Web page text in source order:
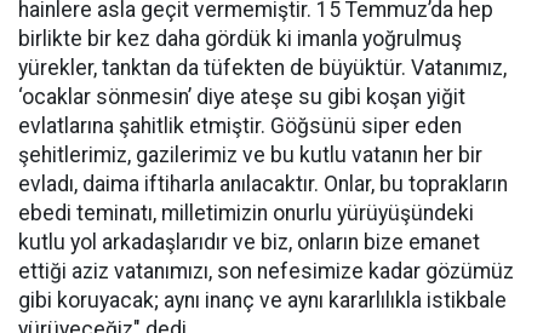
hainlere asla geçit vermemiştir. 15 Temmuz’da hep
birlikte bir kez daha gördük ki imanla yoğrulmuş
yürekler, tanktan da tüfekten de büyüktür. Vatanımız,
‘ocaklar sönmesin’ diye ateşe su gibi koşan yiğit
evlatlarına şahitlik etmiştir. Göğsünü siper eden
şehitlerimiz, gazilerimiz ve bu kutlu vatanın her bir
evladı, daima iftiharla anılacaktır. Onlar, bu toprakların
ebedi teminatı, milletimizin onurlu yürüyüşündeki
kutlu yol arkadaşlarıdır ve biz, onların bize emanet
ettiği aziz vatanımızı, son nefesimize kadar gözümüz
gibi koruyacak; aynı inanç ve aynı kararlılıkla istikbale